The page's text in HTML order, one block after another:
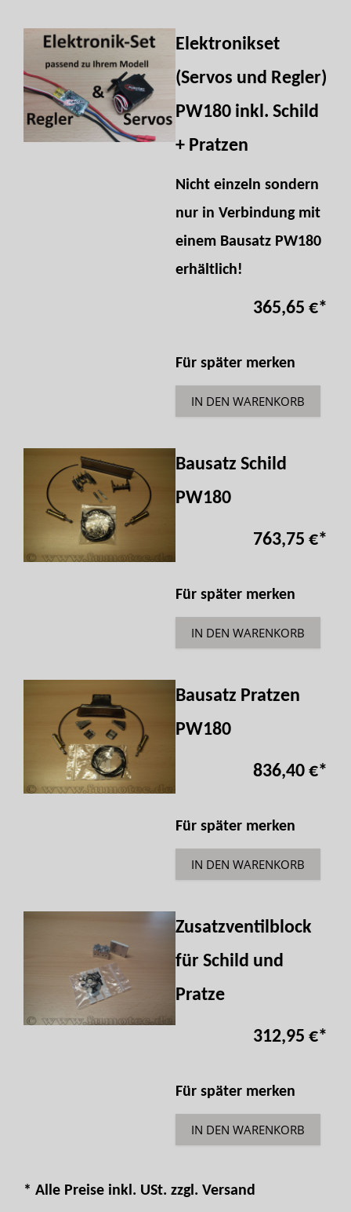
Elektronikset
(Servos und Regler)
PW180 inkl. Schild
+ Pratzen
Nicht einzeln sondern
nur in Verbindung mit
einem Bausatz PW180
erhältlich!
365,65 €*
Für später merken
IN DEN WARENKORB
Bausatz Schild
PW180
763,75 €*
Für später merken
IN DEN WARENKORB
Bausatz Pratzen
PW180
836,40 €*
Für später merken
IN DEN WARENKORB
Zusatzventilblock
für Schild und
Pratze
312,95 €*
Für später merken
IN DEN WARENKORB
* Alle Preise inkl. USt. zzgl. Versand